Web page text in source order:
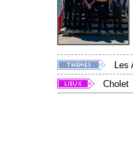
Les
Cholet